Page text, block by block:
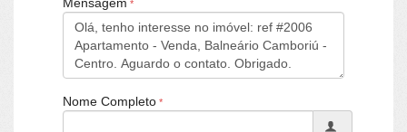
Infra para Ar Split
Vista Livre
Características do Empreendimento
Salão de Festas
Nome Completo